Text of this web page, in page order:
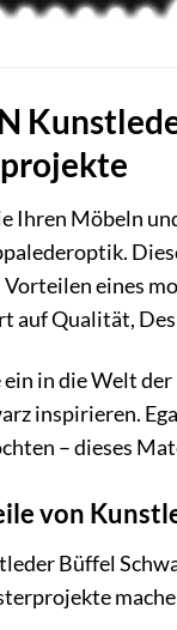
Ihren Möbeln
eines
auf Qualität,
ein in die Welt
inspirieren.
– dieses
von
Büffel